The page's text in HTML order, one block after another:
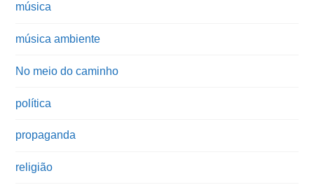
música
música ambiente
No meio do caminho
política
propaganda
religião